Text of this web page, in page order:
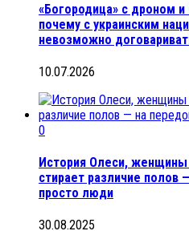
«Богородица» с дроном
почему с украинским
невозможно
10.07.2026
0
История Олеси, женщины
стирает различие полов
просто люди
30.08.2025